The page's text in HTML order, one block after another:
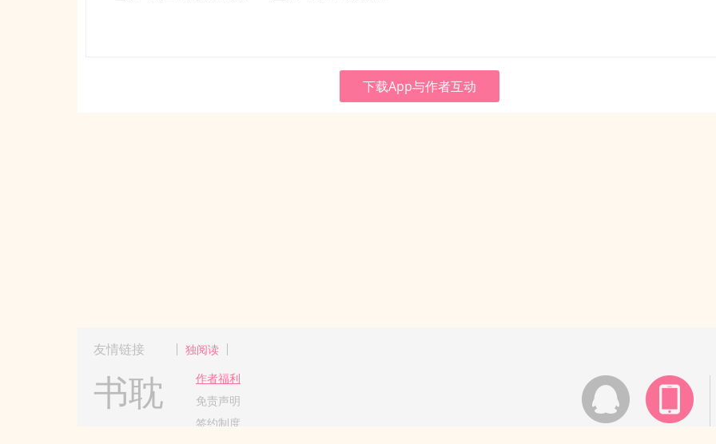
下载App与作者互动
友情链接 独阅读
书耽
作者福利
免责声明
签约制度